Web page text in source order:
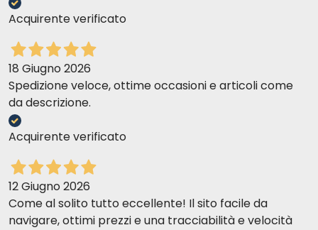
Acquirente verificato
18 Giugno 2026
Spedizione veloce, ottime occasioni e articoli come
da descrizione.
Acquirente verificato
12 Giugno 2026
Come al solito tutto eccellente! Il sito facile da
navigare, ottimi prezzi e una tracciabilità e velocità